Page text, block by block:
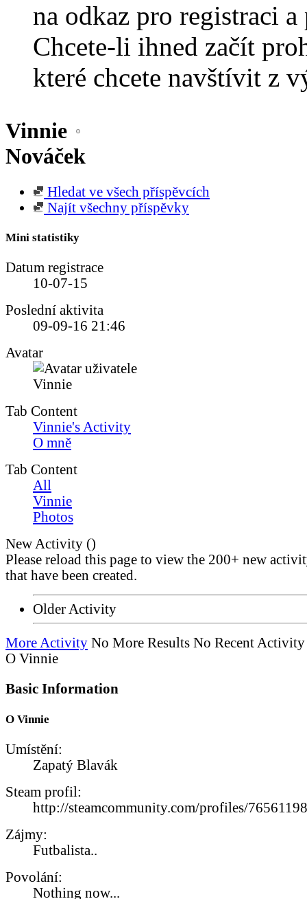
na odkaz pro registraci
Chcete-li ihned začít
které chcete navštívit z
Vinnie
Nováček
Hledat ve všech příspěvcích
Najít všechny příspěvky
Mini statistiky
Datum registrace
10-07-15
Poslední aktivita
09-09-16 21:46
Avatar
Tab Content
Vinnie's Activity
O mně
Tab Content
All
Vinnie
Photos
New Activity ()
Please reload this page to view the 200+ new
that have been created.
Older Activity
More Activity No More Results No Recent Activity
O Vinnie
Basic Information
O Vinnie
Umístění:
Zapatý Blavák
Steam profil:
http://steamcommunity.com/profiles/
Zájmy:
Futbalista..
Povolání:
Nothing now...